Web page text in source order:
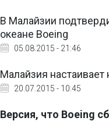
В Малайзии
океане Boeing
05.08.2015 - 21:46
Малайзия настаивает
20.07.2015 - 10:45
Версия, что Boeing